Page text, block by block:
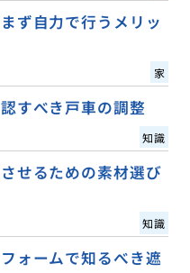
ず自力で行うメリッ
家
すべき戸車の調整
知識
せるための素材選び
知識
ォームで知るべき遮